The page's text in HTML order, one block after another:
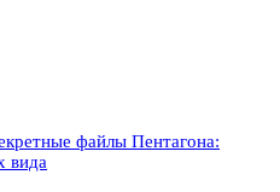
файлы Пентагона:
вида